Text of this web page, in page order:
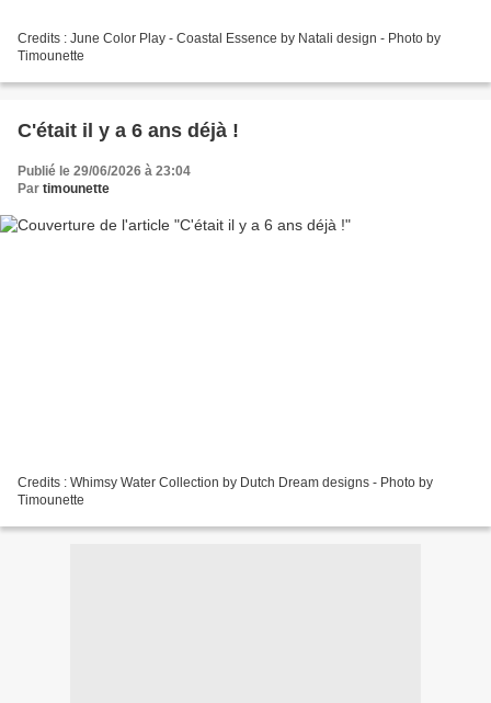
Credits : June Color Play - Coastal Essence by Natali design - Photo by
Timounette
C'était il y a 6 ans déjà !
Publié le 29/06/2026 à 23:04
Par timounette
Credits : Whimsy Water Collection by Dutch Dream designs - Photo by
Timounette